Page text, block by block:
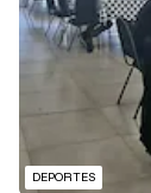
DEPORTES